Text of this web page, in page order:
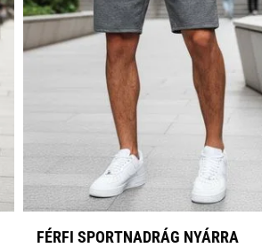
FÉRFI SPORTNADRÁG NYÁRRA